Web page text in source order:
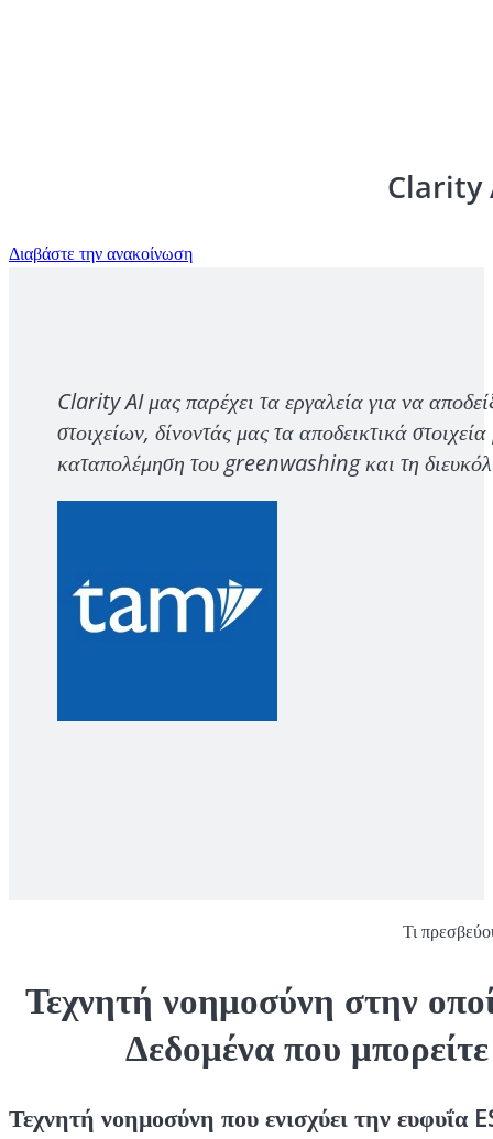
Clarity
Διαβάστε την ανακοίνωση
Clarity AI μας παρέχει τα εργαλεία για να
στοιχείων, δίνοντάς μας τα αποδεικτικά
καταπολέμηση του greenwashing και τη
Τι
Τεχνητή νοημοσύνη στην
Δεδομένα που
Τεχνητή νοημοσύνη που ενισχύει την ευφυΐα